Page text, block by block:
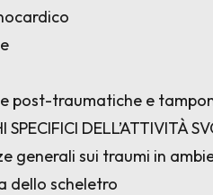
post-traumatiche e
SPECIFICI DELL’ATTIVITÀ
generali sui traumi in
dello scheletro